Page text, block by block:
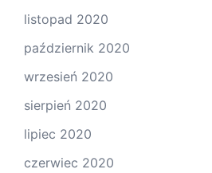
listopad 2020
październik 2020
wrzesień 2020
sierpień 2020
lipiec 2020
czerwiec 2020